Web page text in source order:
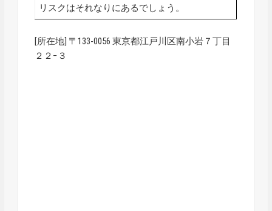
リスクはそれなりにあるでしょう。
[所在地] 〒133-0056 東京都江戸川区南小岩７丁目
２２−３